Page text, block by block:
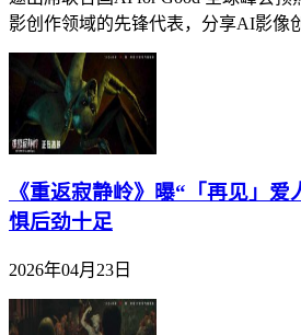
影创作领域的先锋代表，分享AI影像
《重返寂静岭》曝“「再见」爱
惧后劲十足
2026年04月23日